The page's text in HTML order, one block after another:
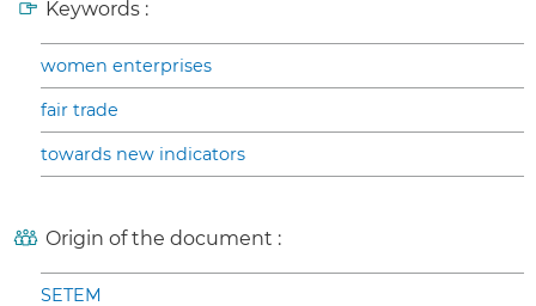
Keywords :
women enterprises
fair trade
towards new indicators
Origin of the document :
SETEM